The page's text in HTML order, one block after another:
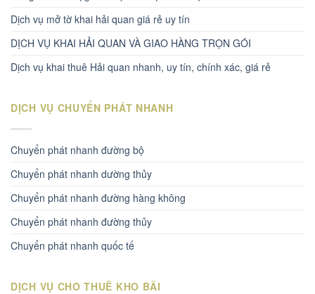
Dịch vụ mở tờ khai hải quan giá rẻ uy tín
DỊCH VỤ KHAI HẢI QUAN VÀ GIAO HÀNG TRỌN GÓI
Dịch vụ khai thuê Hải quan nhanh, uy tín, chính xác, giá rẻ
DỊCH VỤ CHUYỂN PHÁT NHANH
Chuyển phát nhanh đường bộ
Chuyển phát nhanh dường thủy
Chuyển phát nhanh đường hàng không
Chuyển phát nhanh đường thủy
Chuyển phát nhanh quốc tế
DỊCH VỤ CHO THUÊ KHO BÃI